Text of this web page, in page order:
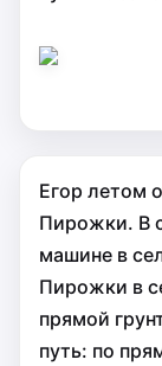
Егор летом
Пирожки. В
машине в
Пирожки в
прямой
путь: по